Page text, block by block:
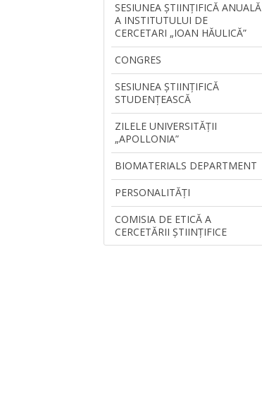
SESIUNEA ŞTIINŢIFICĂ ANUALĂ
A INSTITUTULUI DE
CERCETARI „IOAN HĂULICĂ”
CONGRES
SESIUNEA ȘTIINȚIFICĂ
STUDENȚEASCĂ
ZILELE UNIVERSITĂŢII
„APOLLONIA”
BIOMATERIALS DEPARTMENT
PERSONALITĂŢI
COMISIA DE ETICĂ A
CERCETĂRII ȘTIINȚIFICE